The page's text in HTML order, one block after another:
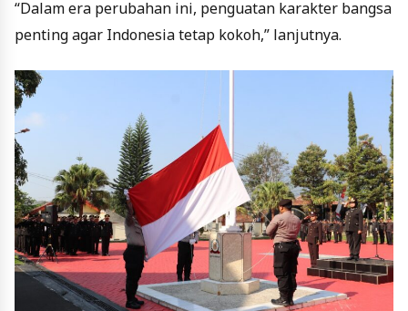
“Dalam era perubahan ini, penguatan karakter bangsa
penting agar Indonesia tetap kokoh,” lanjutnya.